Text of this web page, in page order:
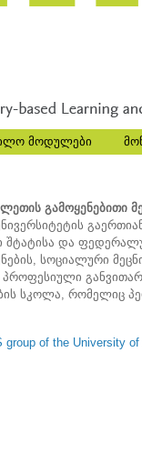
მოდულები
გამოყენებითი
და
სოციალური
სკოლა, რომელიც
group of the University